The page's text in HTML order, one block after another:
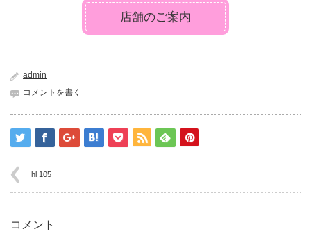
店舗のご案内
admin
コメントを書く
hl 105
コメント